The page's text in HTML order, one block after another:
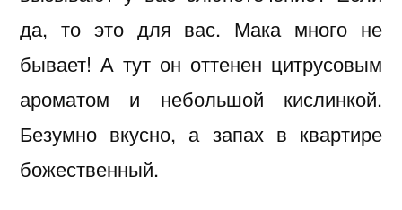
да, то это для вас. Мака много не
бывает! А тут он оттенен цитрусовым
ароматом и небольшой кислинкой.
Безумно вкусно, а запах в квартире
божественный.